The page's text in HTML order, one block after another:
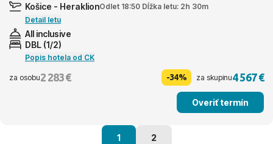
Košice - HeraklionOdlet 18:50 Dĺžka letu: 2h 30m
Detail letu
All inclusive
DBL (1/2)
Popis hotela od CK
za osobu2 283 € -34% za skupinu4 567 €
Overiť termín
1 2